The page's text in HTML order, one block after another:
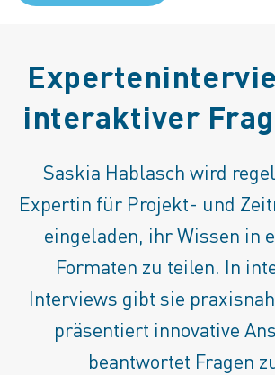
interaktiver
Saskia Hablasch wird
Expertin für Projekt- und
eingeladen, ihr Wissen in
Formaten zu teilen. In
Interviews gibt sie
präsentiert innovative
beantwortet Fragen